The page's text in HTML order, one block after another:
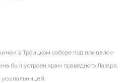
в Троицком соборе под приделом
был устроен храм праведного Лазаря,
усыпальницей.